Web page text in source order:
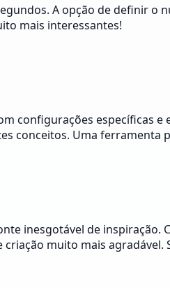
A opção de definir o
mais interessantes!
configurações específicas e
conceitos. Uma ferramenta
inesgotável de inspiração.
muito mais agradável.